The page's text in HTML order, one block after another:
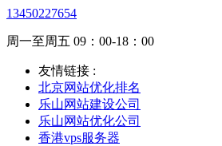
13450227654
周一至周五 09：00-18：00
友情链接 :
北京网站优化排名
乐山网站建设公司
乐山网站优化公司
香港vps服务器